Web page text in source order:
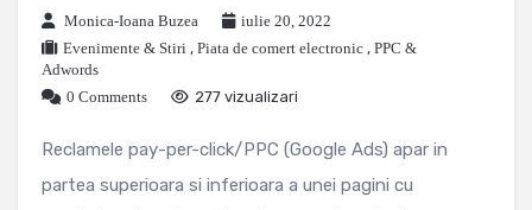
Monica-Ioana Buzea
iulie 20, 2022
Evenimente & Stiri , Piata de comert electronic , PPC &
Adwords
0 Comments
277 vizualizari
Reclamele pay-per-click/PPC (Google Ads) apar in
partea superioara si inferioara a unei pagini cu